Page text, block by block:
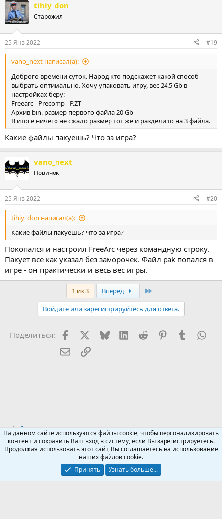
tihiy_don
Старожил
25 Янв 2022 #19
vano_next написал(а):
Доброго времени суток. Народ кто подскажет какой способ
выбрать оптимально. Хочу упаковать игру, вес 24.5 Gb в
настройках беру:
Freearc - Precomp - P.ZT
Архив bin, размер первого файла 20 Gb
В итоге ничего не сжало размер тот же и разделило на 3 файла.
Какие файлы пакуешь? Что за игра?
vano_next
Новичок
25 Янв 2022 #20
tihiy_don написал(а):
Какие файлы пакуешь? Что за игра?
Покопался и настроил FreeArc через командную строку.
Пакует все как указал без заморочек. Файл pak попался в
игре - он практически и весь вес игры.
1 из 3 Вперёд
Войдите или зарегистрируйтесь для ответа.
Поделиться: FacebookX (Twitter)
BlueskyLinkedInReddit PinterestTumblr
Электронная почта
Ссылка
Архиваторы и компрессоры
Russian (RU)
Условия и правила
Политика конфиденциальности
Помощь
На данном сайте используются файлы cookie, чтобы персонализировать
контент и сохранить Ваш вход в систему, если Вы зарегистрируетесь.
Продолжая использовать этот сайт, Вы соглашаетесь на использование
наших файлов cookie.
Принять
Узнать больше...